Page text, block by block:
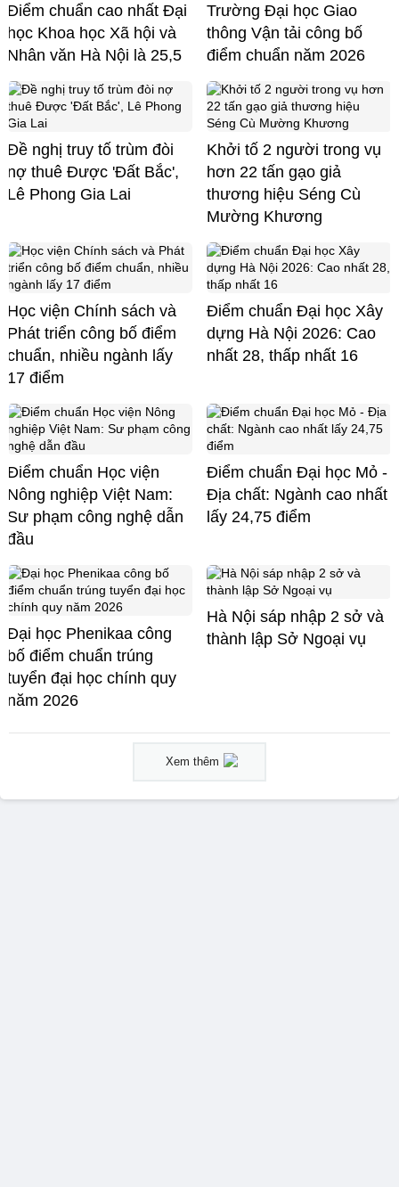
Điểm chuẩn cao nhất Đại
học Khoa học Xã hội và
Nhân văn Hà Nội là 25,5
Trường Đại học Giao
thông Vận tải công bố
điểm chuẩn năm 2026
Đề nghị truy tố trùm đòi
nợ thuê Được 'Đất Bắc',
Lê Phong Gia Lai
Khởi tố 2 người trong vụ
hơn 22 tấn gạo giả
thương hiệu Séng Cù
Mường Khương
Học viện Chính sách và
Phát triển công bố điểm
chuẩn, nhiều ngành lấy
17 điểm
Điểm chuẩn Đại học Xây
dựng Hà Nội 2026: Cao
nhất 28, thấp nhất 16
Điểm chuẩn Học viện
Nông nghiệp Việt Nam:
Sư phạm công nghệ dẫn
đầu
Điểm chuẩn Đại học Mỏ -
Địa chất: Ngành cao nhất
lấy 24,75 điểm
Đại học Phenikaa công
bố điểm chuẩn trúng
tuyển đại học chính quy
năm 2026
Hà Nội sáp nhập 2 sở và
thành lập Sở Ngoại vụ
Xem thêm